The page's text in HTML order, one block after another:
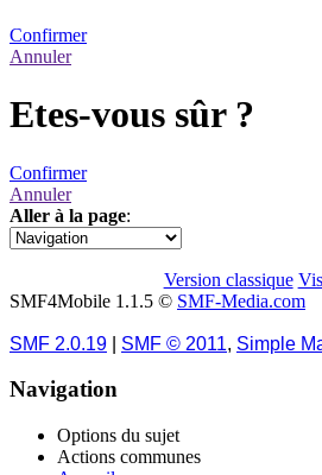
Confirmer
Annuler
Etes-vous sûr ?
Confirmer
Annuler
Aller à la page:
1
Version classique
SMF4Mobile 1.1.5 © SMF-Media.com
SMF 2.0.19 SMF © 2011, Simple
Navigation
Options du sujet
Actions communes